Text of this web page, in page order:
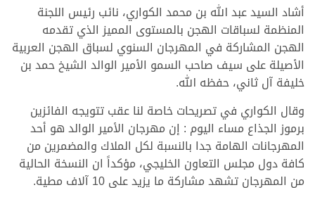
أشاد السيد عبد الله بن محمد الكواري، نائب رئيس اللجنة
المنظمة لسباقات الهجن بالمستوى المميز الذي تقدمه
الهجن المشاركة في المهرجان السنوي لسباق الهجن العربية
الأصيلة على سيف صاحب السمو الأمير الوالد الشيخ حمد بن
خليفة آل ثاني، حفظه الله.
وقال الكواري في تصريحات خاصة لنا عقب تتويجه الفائزين
برموز الجذاع مساء اليوم : إن مهرجان الأمير الوالد هو أحد
المهرجانات الهامة جدا بالنسبة لكل الملاك والمضمرين من
كافة دول مجلس التعاون الخليجي، مؤكداً ان النسخة الحالية
من المهرجان تشهد مشاركة ما يزيد على 10 آلاف مطية.